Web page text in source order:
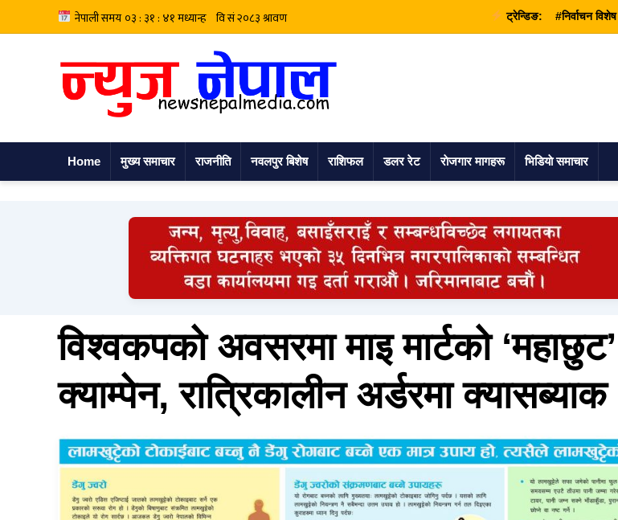
ट्रेन्डिङ: #निर्वाचन विशेष
Home मुख्य समाचार राजनीति नवलपुर बिशेष राशिफल डलर रेट राेजगार मागहरू भिडियाे समाचार
विश्वकपको अवसरमा माइ मार्टको ‘महाछुट’
क्याम्पेन, रात्रिकालीन अर्डरमा क्यासब्याक